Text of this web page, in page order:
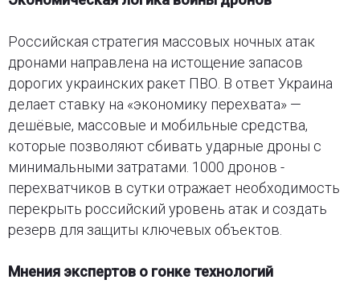
Российская стратегия массовых ночных атак
дронами направлена на истощение запасов
дорогих украинских ракет ПВО. В ответ Украина
делает ставку на «экономику перехвата» —
дешёвые, массовые и мобильные средства,
которые позволяют сбивать ударные дроны с
минимальными затратами. 1000 дронов -
перехватчиков в сутки отражает необходимость
перекрыть российский уровень атак и создать
резерв для защиты ключевых объектов.
Мнения экспертов о гонке технологий